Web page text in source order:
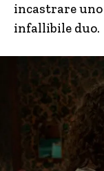
incastrare
infallibile duo.